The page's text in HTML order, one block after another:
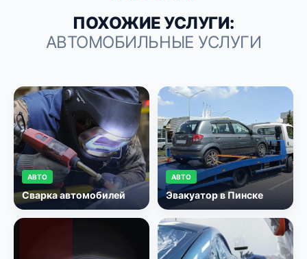
ПОХОЖИЕ УСЛУГИ:
АВТОМОБИЛЬНЫЕ УСЛУГИ
АВТО
Сварка автомобилей
АВТО
Эвакуатор в Пинске